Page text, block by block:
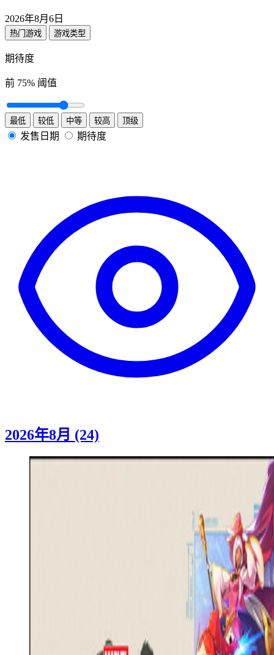
2026年8月6日
热门游戏 游戏类型
期待度
前 75% 阈值
最低 较低 中等 较高 顶级
发售日期 期待度
2026年8月 (24)